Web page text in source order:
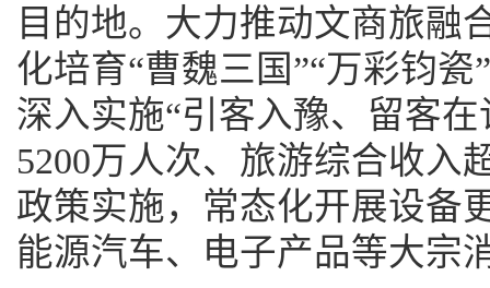
目的地。大力推动文商旅融
化培育“曹魏三国”“万彩钧
深入实施“引客入豫、留客
5200万人次、旅游综合收入
政策实施，常态化开展设备
能源汽车、电子产品等大宗